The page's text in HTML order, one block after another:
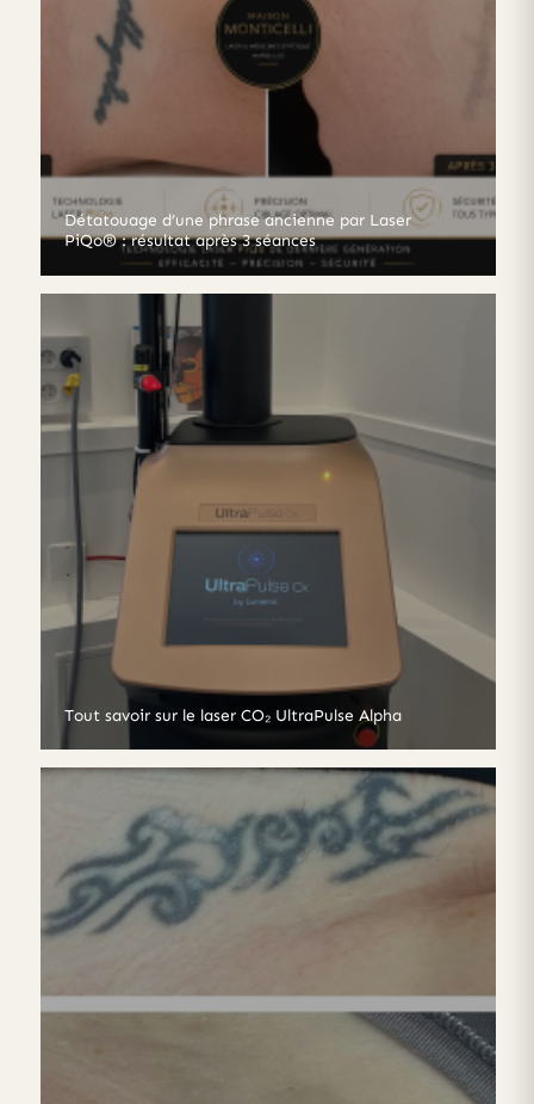
Détatouage d’une phrase ancienne par Laser
PiQo® : résultat après 3 séances
Tout savoir sur le laser CO₂ UltraPulse Alpha